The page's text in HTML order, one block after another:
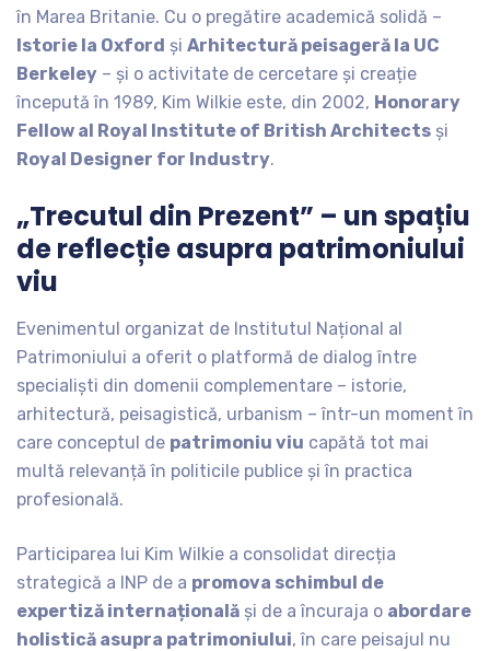
în Marea Britanie. Cu o pregătire academică solidă –
Istorie la Oxford și Arhitectură peisageră la UC
Berkeley – și o activitate de cercetare și creație
începută în 1989, Kim Wilkie este, din 2002, Honorary
Fellow al Royal Institute of British Architects și
Royal Designer for Industry.
„Trecutul din Prezent” – un spațiu
de reflecție asupra patrimoniului
viu
Evenimentul organizat de Institutul Național al
Patrimoniului a oferit o platformă de dialog între
specialiști din domenii complementare – istorie,
arhitectură, peisagistică, urbanism – într-un moment în
care conceptul de patrimoniu viu capătă tot mai
multă relevanță în politicile publice și în practica
profesională.
Participarea lui Kim Wilkie a consolidat direcția
strategică a INP de a promova schimbul de
expertiză internațională și de a încuraja o abordare
holistică asupra patrimoniului, în care peisajul nu